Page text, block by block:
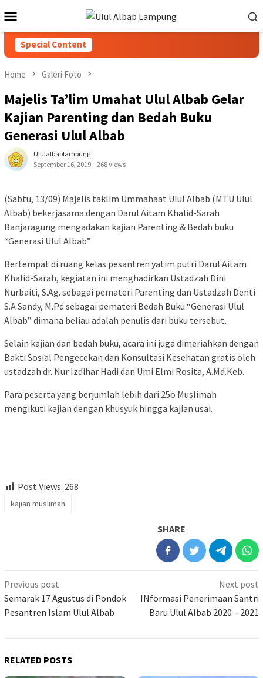
Special Content
Home Galeri Foto
Majelis Ta’lim Umahat Ulul Albab Gelar
Kajian Parenting dan Bedah Buku
Generasi Ulul Albab
Ululalbablampung
September 16, 2019
268 Views
(Sabtu, 13/09) Majelis taklim Ummahaat Ulul Albab (MTU Ulul
Albab) bekerjasama dengan Darul Aitam Khalid-Sarah
Banjaragung mengadakan kajian Parenting & Bedah buku
“Generasi Ulul Albab”
Bertempat di ruang kelas pesantren yatim putri Darul Aitam
Khalid-Sarah, kegiatan ini menghadirkan Ustadzah Dini
Nurbaiti, S.Ag. sebagai pemateri Parenting dan Ustadzah Denti
S.A Sandy, M.Pd sebagai pemateri Bedah Buku “Generasi Ulul
Albab” dimana beliau adalah penulis dari buku tersebut.
Selain kajian dan bedah buku, acara ini juga dimeriahkan dengan
Bakti Sosial Pengecekan dan Konsultasi Kesehatan gratis oleh
ustadzah dr. Nur Izdihar Hadi dan Umi Elmi Rosita, A.Md.Keb.
Para peserta yang berjumlah lebih dari 25o Muslimah
mengikuti kajian dengan khusyuk hingga kajian usai.
Post Views: 268
kajian muslimah
SHARE
Previous post
Semarak 17 Agustus di Pondok
Pesantren Islam Ulul Albab
Next post
INformasi Penerimaan Santri
Baru Ulul Albab 2020 – 2021
RELATED POSTS